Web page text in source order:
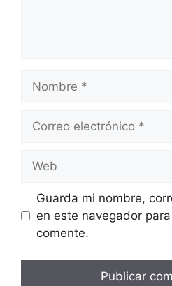
Nombre
Correo
Web
Guarda mi nombre,
en este navegador
comente.